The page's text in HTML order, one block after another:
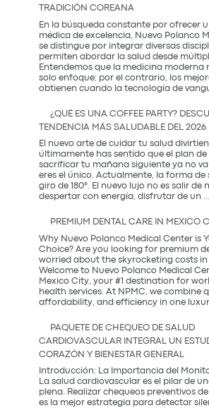
Realmente
Necesita:
Salud
y
Prevención
TRADICIÓN COREANA
En la búsqueda constante por ofrecer
médica de excelencia, Nuevo Polanco
se distingue por integrar diversas
permiten abordar la salud desde
Entendemos que la medicina moderna
solo enfoque; por el contrario, los
obtienen cuando la tecnología de
¿QUÉ ES UNA COFFEE PARTY?
TENDENCIA MÁS SALUDABLE DEL 2026
El nuevo arte de cuidar tu salud
últimamente has sentido que el plan de
sacrificar tu mañana siguiente ya no
eres el único. Actualmente, la forma de
giro de 180°. El nuevo lujo no es salir de
despertar con energía, disfrutar de un ...
PREMIUM DENTAL CARE IN MEXICO
Why Nuevo Polanco Medical Center is
Choice? Are you looking for premium
worried about the skyrocketing costs in
Welcome to Nuevo Polanco Medical
Mexico City, your #1 destination for
health services. At NPMC, we combine
affordability, and efficiency in one
PAQUETE DE CHEQUEO DE SALUD
CARDIOVASCULAR INTEGRAL UN
CORAZÓN Y BIENESTAR GENERAL
Introducción: La Importancia del
La salud cardiovascular es el pilar de
plena. Realizar chequeos preventivos
es la mejor estrategia para detectar